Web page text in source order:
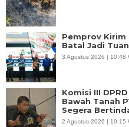
Pemprov Kirim
Batal Jadi
3 Agustus 2026 | 10:48
Komisi III
Bawah Tanah
Segera
2 Agustus 2026 | 19:15